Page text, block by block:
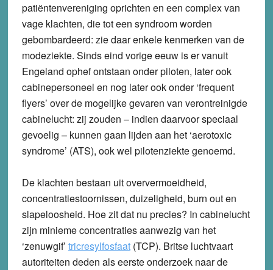
patiëntenvereniging oprichten en een complex van
vage klachten, die tot een syndroom worden
gebombardeerd: zie daar enkele kenmerken van de
modeziekte. Sinds eind vorige eeuw is er vanuit
Engeland ophef ontstaan onder piloten, later ook
cabinepersoneel en nog later ook onder ‘frequent
flyers’ over de mogelijke gevaren van verontreinigde
cabinelucht: zij zouden – indien daarvoor speciaal
gevoelig – kunnen gaan lijden aan het ‘aerotoxic
syndrome’ (ATS), ook wel pilotenziekte genoemd.
De klachten bestaan uit oververmoeidheid,
concentratiestoornissen, duizeligheid, burn out en
slapeloosheid. Hoe zit dat nu precies? In cabinelucht
zijn minieme concentraties aanwezig van het
‘zenuwgif’ tricresylfosfaat(TCP). Britse luchtvaart
autoriteiten deden als eerste onderzoek naar de